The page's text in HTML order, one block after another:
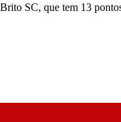
SC, que tem 13